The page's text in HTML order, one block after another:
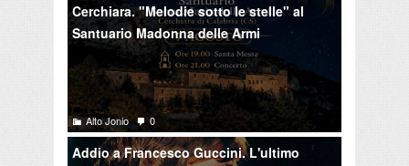
Cerchiara. "Melodie sotto le stelle" al
Santuario Madonna delle Armi
Alto Jonio 0
Addio a Francesco Guccini. L'ultimo